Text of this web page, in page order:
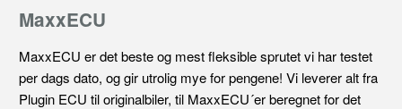
MaxxECU
MaxxECU er det beste og mest fleksible sprutet vi har testet
per dags dato, og gir utrolig mye for pengene! Vi leverer alt fra
Plugin ECU til originalbiler, til MaxxECU´er beregnet for det